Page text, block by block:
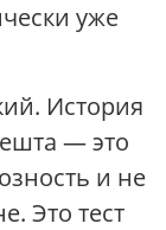
уже
История
— это
и не
Это тест